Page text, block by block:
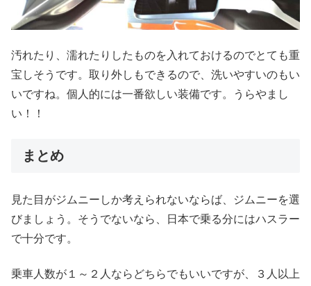
汚れたり、濡れたりしたものを入れておけるのでとても重
宝しそうです。取り外しもできるので、洗いやすいのもい
いですね。個人的には一番欲しい装備です。うらやまし
い！！
まとめ
見た目がジムニーしか考えられないならば、ジムニーを選
びましょう。そうでないなら、日本で乗る分にはハスラー
で十分です。
乗車人数が１～２人ならどちらでもいいですが、３人以上